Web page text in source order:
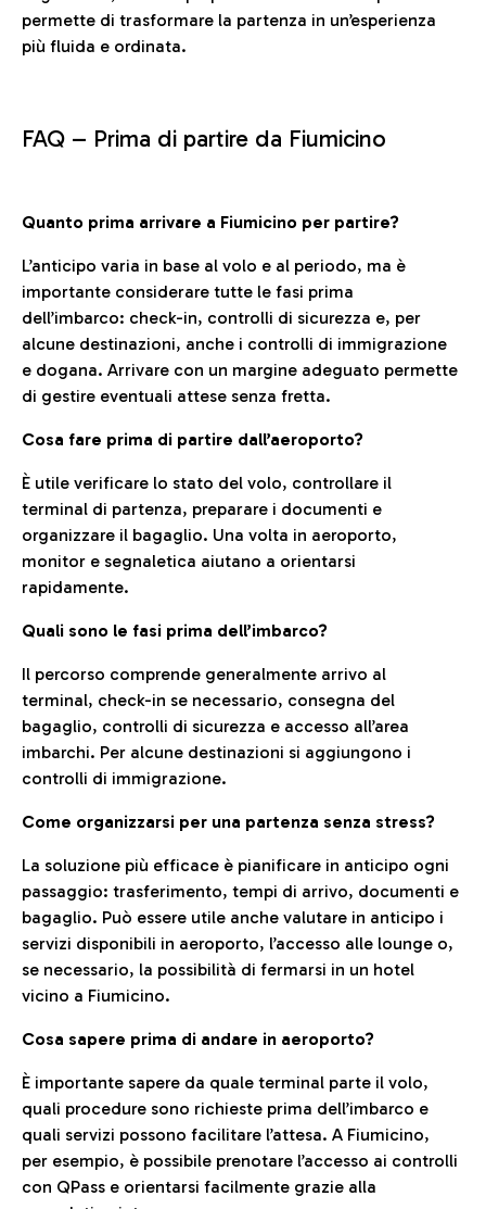
permette di trasformare la partenza in un’esperienza
più fluida e ordinata.
FAQ – Prima di partire da Fiumicino
Quanto prima arrivare a Fiumicino per partire?
L’anticipo varia in base al volo e al periodo, ma è
importante considerare tutte le fasi prima
dell’imbarco: check-in, controlli di sicurezza e, per
alcune destinazioni, anche i controlli di immigrazione
e dogana. Arrivare con un margine adeguato permette
di gestire eventuali attese senza fretta.
Cosa fare prima di partire dall’aeroporto?
È utile verificare lo stato del volo, controllare il
terminal di partenza, preparare i documenti e
organizzare il bagaglio. Una volta in aeroporto,
monitor e segnaletica aiutano a orientarsi
rapidamente.
Quali sono le fasi prima dell’imbarco?
Il percorso comprende generalmente arrivo al
terminal, check-in se necessario, consegna del
bagaglio, controlli di sicurezza e accesso all’area
imbarchi. Per alcune destinazioni si aggiungono i
controlli di immigrazione.
Come organizzarsi per una partenza senza stress?
La soluzione più efficace è pianificare in anticipo ogni
passaggio: trasferimento, tempi di arrivo, documenti e
bagaglio. Può essere utile anche valutare in anticipo i
servizi disponibili in aeroporto, l’accesso alle lounge o,
se necessario, la possibilità di fermarsi in un hotel
vicino a Fiumicino.
Cosa sapere prima di andare in aeroporto?
È importante sapere da quale terminal parte il volo,
quali procedure sono richieste prima dell’imbarco e
quali servizi possono facilitare l’attesa. A Fiumicino,
per esempio, è possibile prenotare l’accesso ai controlli
con QPass e orientarsi facilmente grazie alla